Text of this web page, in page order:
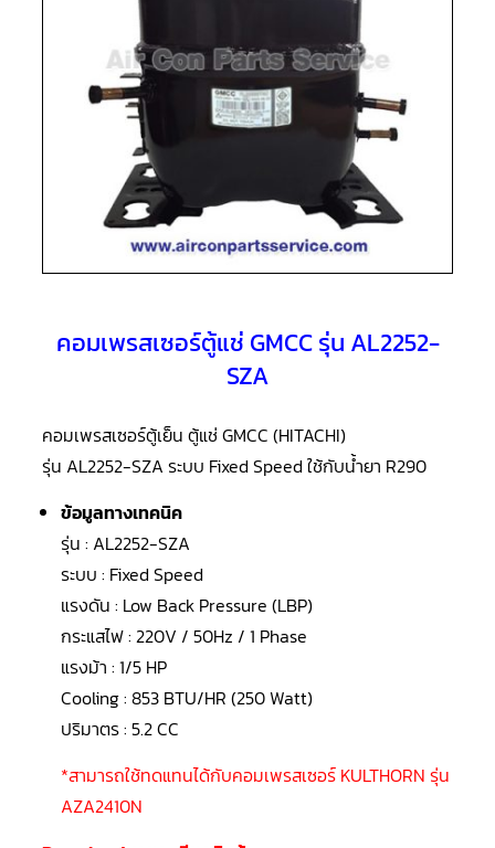
คอมเพรสเซอร์
ROTARY
คอมเพรสเซอร์
แอร์
ROTARY
LG
น้ำยา
แอร์
R22
คอมเพรสเซอร์
น้ำยา
แอร์
แอร์
ROTARY
LG
น้ำยา
R32
คอมเพรสเซอร์
แอร์
DAIKIN
คอมเพรสเซอร์
แอร์
ลูกสูบ
คอมเพรสเซอร์
แอร์
TECUMSEH
คอมเพรสเซอร์ตู้แช่ GMCC รุ่น AL2252-
SZA
คอมเพรสเซอร์ตู้เย็น ตู้แช่ GMCC (HITACHI)
รุ่น AL2252-SZA ระบบ Fixed Speed ใช้กับน้ำยา R290
ข้อมูลทางเทคนิค
รุ่น : AL2252-SZA
ระบบ : Fixed Speed
แรงดัน : Low Back Pressure (LBP)
กระแสไฟ : 220V / 50Hz / 1 Phase
แรงม้า : 1/5 HP
Cooling : 853 BTU/HR (250 Watt)
ปริมาตร : 5.2 CC
*สามารถใช้ทดแทนได้กับคอมเพรสเซอร์ KULTHORN รุ่น
AZA2410N